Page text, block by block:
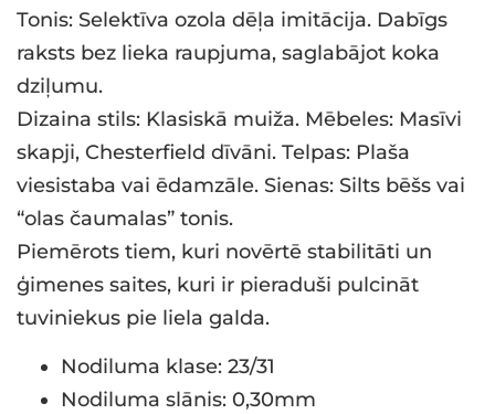
Tonis: Selektīva ozola dēļa imitācija. Dabīgs
raksts bez lieka raupjuma, saglabājot koka
dziļumu.
Dizaina stils: Klasiskā muiža. Mēbeles: Masīvi
skapji, Chesterfield dīvāni. Telpas: Plaša
viesistaba vai ēdamzāle. Sienas: Silts bēšs vai
“olas čaumalas” tonis.
Piemērots tiem, kuri novērtē stabilitāti un
ģimenes saites, kuri ir pieraduši pulcināt
tuviniekus pie liela galda.
Nodiluma klase: 23/31
Nodiluma slānis: 0,30mm